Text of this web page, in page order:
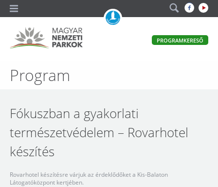
Magyar
Parkok
PROGRAMKERESŐ
Program
Fókuszban a gyakorlati
természetvédelem – Rovarhotel
készítés
Rovarhotel készítésre várjuk az érdeklődőket a Kis-Balaton
Látogatóközpont kertjében.